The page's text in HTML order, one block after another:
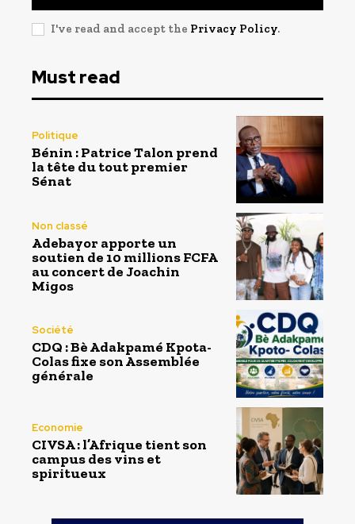
I've read and accept the Privacy Policy.
Must read
Politique
Bénin : Patrice Talon prend
la tête du tout premier
Sénat
Non classé
Adebayor apporte un
soutien de 10 millions FCFA
au concert de Joachin
Migos
Société
CDQ : Bè Adakpamé Kpota-
Colas fixe son Assemblée
générale
Economie
CIVSA : l’Afrique tient son
campus des vins et
spiritueux